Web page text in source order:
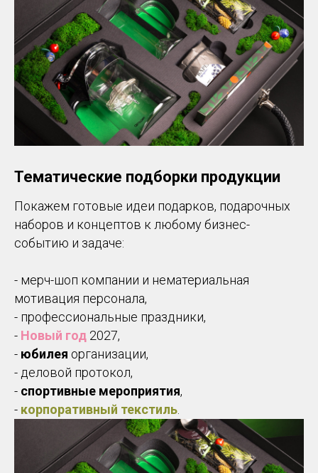
Тематические подборки продукции
Покажем готовые идеи подарков, подарочных
наборов и концептов к любому бизнес-
событию и задаче:
- мерч-шоп компании и нематериальная
мотивация персонала,
- профессиональные праздники,
- Новый год 2027,
- юбилея организации,
- деловой протокол,
- спортивные мероприятия,
- корпоративный текстиль